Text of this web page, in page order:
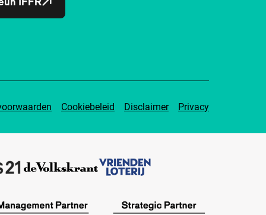
Cookiebeleid Disclaimer Privacy